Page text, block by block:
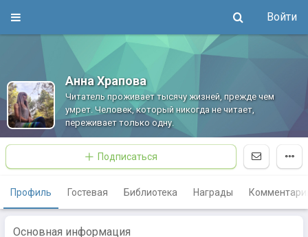
Войти
Анна Храпова
Читатель проживает тысячу жизней, прежде чем
умрет. Человек, который никогда не читает,
переживает только одну.
Подписаться
Профиль Гостевая Библиотека Награды
Основная информация